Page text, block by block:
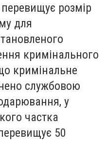
перевищує розмір
для
кримінального
кримінальне
службовою
у
частка
50